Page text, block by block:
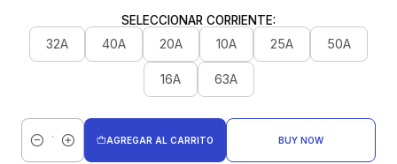
SELECCIONAR CORRIENTE:
32A 40A 20A 10A 25A 50A
16A 63A
Cantidad
AGREGAR AL CARRITO BUY NOW